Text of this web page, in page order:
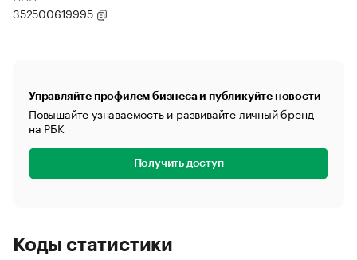
352500619995
Управляйте профилем бизнеса и публикуйте новости
Повышайте узнаваемость и развивайте личный бренд
на РБК
Получить доступ
Коды статистики